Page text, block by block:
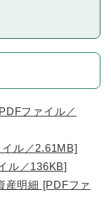
ファイル／
ル／2.61MB]
ル／136KB]
明細 [PDFファ